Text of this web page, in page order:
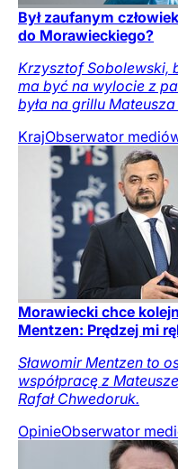
Był zaufanym
do Morawieckiego?
Krzysztof Sobolewski,
ma być na wylocie z
była na grillu
KrajObserwator
Morawiecki chce
Mentzen: Prędzej mi
Sławomir Mentzen to
współpracę z
Rafał Chwedoruk.
OpinieObserwator